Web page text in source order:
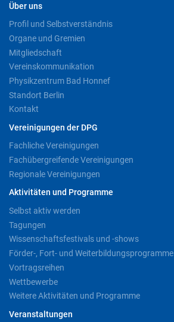
Über uns
Profil und Selbstverständnis
Organe und Gremien
Mitgliedschaft
Vereinskommunikation
Physikzentrum Bad Honnef
Standort Berlin
Kontakt
Vereinigungen der DPG
Fachliche Vereinigungen
Fachübergreifende Vereinigungen
Regionale Vereinigungen
Aktivitäten und Programme
Selbst aktiv werden
Tagungen
Wissenschaftsfestivals und -shows
Förder-, Fort- und Weiterbildungsprogramme
Vortragsreihen
Wettbewerbe
Weitere Aktivitäten und Programme
Veranstaltungen